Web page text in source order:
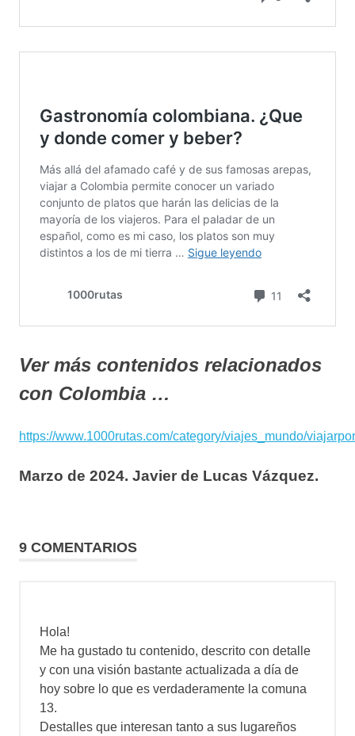
Ver más contenidos relacionados
con Colombia …
https://www.1000rutas.com/category/viajes_mundo/
Marzo de 2024. Javier de Lucas Vázquez.
9 COMENTARIOS
Hola!
Me ha gustado tu contenido, descrito con detalle
y con una visión bastante actualizada a día de
hoy sobre lo que es verdaderamente la comuna
13.
Destalles que interesan tanto a sus lugareños